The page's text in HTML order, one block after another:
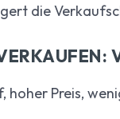
die
hoher Preis,